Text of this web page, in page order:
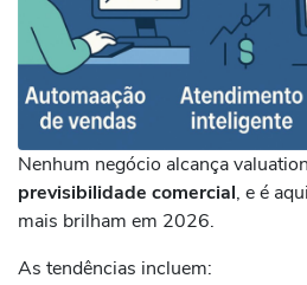
Nenhum negócio alcança
previsibilidade comercial, e é
mais brilham em 2026.
As tendências incluem: